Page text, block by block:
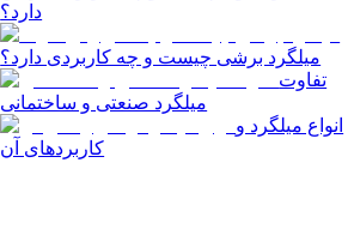
دارد؟
میلگرد برشی چیست و چه کاربردی دارد؟
تفاوت
میلگرد صنعتی و ساختمانی
انواع میلگرد و
کاربردهای آن